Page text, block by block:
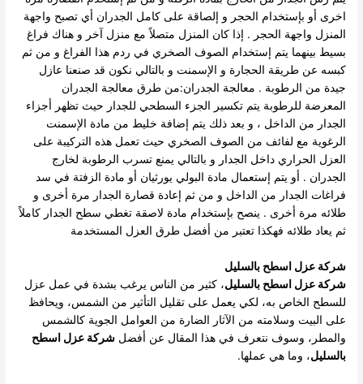
اخرى أو بإستخدام الحجر و إلصاقة على كامل الجدران أي تصبح واجهة
المنزل واجهة الحجر . إذا كان المنزل متصلاً مع منزل آخر و هناك فراغ
بسيط بينهما يتم إستخدام الصوف الصخري في ردم هذا الفراغ و من ثم
كبسه عن طريقة الحجارة و الإسمنت و بالتالي نكون قد صنعنا عازل
جيدة من الرطوبة . معالجة الجدران:من طرق معالجة الجدران
المعرضة للرطوبة يتم تكسير الجزء السطحي للجدار حيث تظهر أجزاء
الجدار من الداخل ، و بعد ذلك يتم إضافة خليط من مادة الإسمنت
الرغوية مع لفائف من الصوف الصخري حيث تعمل هذه التركيبة على
العزل الحراري داخل الجدار و بالتالي يمنع تسرب الرطوبة لخارج
الجدران . أو يتم إستعمال مادة البولي يورثيان أو مادة الزفتة في سد
فراغات الجدار من الداخل و من ثم إعادة قصارة الجدار مرة أخرى و
طلائه مرة أخرى . ينصح بإستخدام مادة لاصقة تغطي سطح الجدار كاملاً
ثم يعاد طلائه فهكذا تعتبر من أفضل طرق العزل المستخدمة
شركة عزل اسطح بالسليل
شركة عزل اسطح بالسليل، كثير من الناس يرغب بشدة في عمل عزل
للسطح الخاص به، لكي يعمل على تقليل التأثير من الشمس، ويحافظ
على البيت وسلامته من الآثار الضارة من العوامل الجوية كالشمس
والمطر، وسوف نتعرف في هذا المقال عن أفضلشركة عزل اسطح
بالسليل، وما هي عملها.